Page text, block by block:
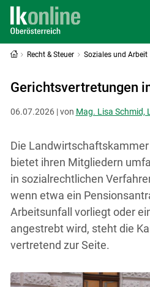
Recht & Steuer Soziales und Arbeit
Gerichtsvertretungen
06.07.2026 | von Mag. Lisa Schmid,
Die Landwirtschaftskammer
bietet ihren Mitgliedern
in sozialrechtlichen
wenn etwa ein
Arbeitsunfall vorliegt oder
angestrebt wird, steht die
vertretend zur Seite.